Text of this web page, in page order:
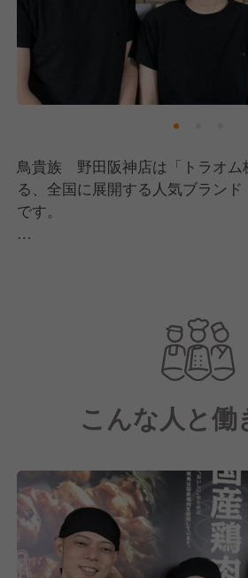
鳥貴族 野田阪神店は「トラオム
る、全国に展開する人気ブラン
です。
『鳥貴族』は日本全国に店舗展開
看板商品の焼き鳥は国産の鶏肉を
ちをして焼き上げています。
創業当時から変わらない自慢のタ
価格で提供しています。
1998年に大阪で1号店の千躰店を
今や焼鳥居酒屋チェーン業界の代
ブランドとなりました。
こんな人と働